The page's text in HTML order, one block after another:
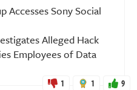
Accesses Sony Social
Alleged Hack
Employees of Data
1 1 9